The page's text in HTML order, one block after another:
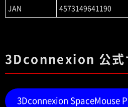
JAN 4573149641190
3Dconnexion 公式
3Dconnexion SpaceMouse